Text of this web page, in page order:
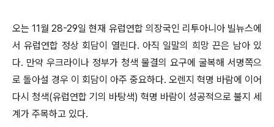
오는 11월 28-29일 현재 유럽연합 의장국인 리투아니아 빌뉴스에
서 유럽연합 정상 회담이 열린다. 아직 일말의 희망 끈은 남아 있
다. 만약 우크라이나 정부가 청색 물결의 요구에 굴복해 서명쪽으
로 돌아설 경우 이 회담이 아주 중요하다. 오렌지 혁명 바람에 이어
다시 청색(유럽연합 기의 바탕색) 혁명 바람이 성공적으로 불지 세
계가 주목하고 있다.